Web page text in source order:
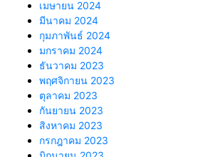
เมษายน 2024
มีนาคม 2024
กุมภาพันธ์ 2024
มกราคม 2024
ธันวาคม 2023
พฤศจิกายน 2023
ตุลาคม 2023
กันยายน 2023
สิงหาคม 2023
กรกฎาคม 2023